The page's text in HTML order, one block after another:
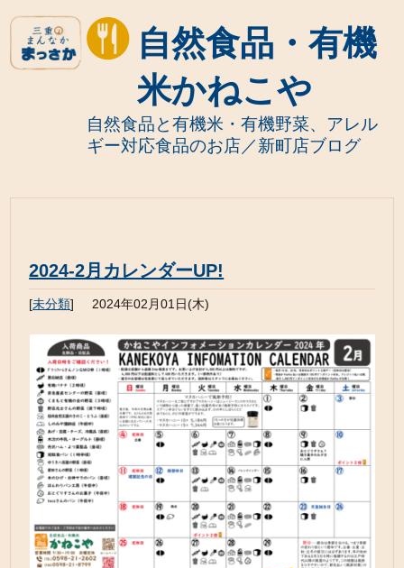
自然食品・有機
米かねこや
自然食品と有機米・有機野菜、アレル
ギー対応食品のお店／新町店ブログ
2024-2月カレンダーUP!
[未分類] 2024年02月01日(木)